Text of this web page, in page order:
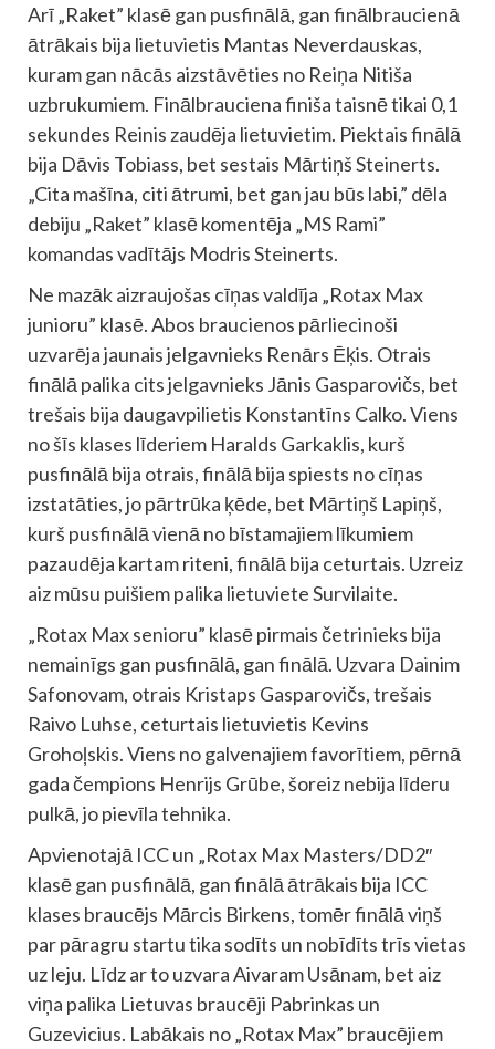
Arī „Raket” klasē gan pusfinālā, gan finālbraucienā
ātrākais bija lietuvietis Mantas Neverdauskas,
kuram gan nācās aizstāvēties no Reiņa Nitiša
uzbrukumiem. Finālbrauciena finiša taisnē tikai 0,1
sekundes Reinis zaudēja lietuvietim. Piektais finālā
bija Dāvis Tobiass, bet sestais Mārtiņš Steinerts.
„Cita mašīna, citi ātrumi, bet gan jau būs labi,” dēla
debiju „Raket” klasē komentēja „MS Rami”
komandas vadītājs Modris Steinerts.
Ne mazāk aizraujošas cīņas valdīja „Rotax Max
junioru” klasē. Abos braucienos pārliecinoši
uzvarēja jaunais jelgavnieks Renārs Ēķis. Otrais
finālā palika cits jelgavnieks Jānis Gasparovičs, bet
trešais bija daugavpilietis Konstantīns Calko. Viens
no šīs klases līderiem Haralds Garkaklis, kurš
pusfinālā bija otrais, finālā bija spiests no cīņas
izstatāties, jo pārtrūka ķēde, bet Mārtiņš Lapiņš,
kurš pusfinālā vienā no bīstamajiem līkumiem
pazaudēja kartam riteni, finālā bija ceturtais. Uzreiz
aiz mūsu puišiem palika lietuviete Survilaite.
„Rotax Max senioru” klasē pirmais četrinieks bija
nemainīgs gan pusfinālā, gan finālā. Uzvara Dainim
Safonovam, otrais Kristaps Gasparovičs, trešais
Raivo Luhse, ceturtais lietuvietis Kevins
Grohoļskis. Viens no galvenajiem favorītiem, pērnā
gada čempions Henrijs Grūbe, šoreiz nebija līderu
pulkā, jo pievīla tehnika.
Apvienotajā ICC un „Rotax Max Masters/DD2″
klasē gan pusfinālā, gan finālā ātrākais bija ICC
klases braucējs Mārcis Birkens, tomēr finālā viņš
par pāragru startu tika sodīts un nobīdīts trīs vietas
uz leju. Līdz ar to uzvara Aivaram Usānam, bet aiz
viņa palika Lietuvas braucēji Pabrinkas un
Guzevicius. Labākais no „Rotax Max” braucējiem